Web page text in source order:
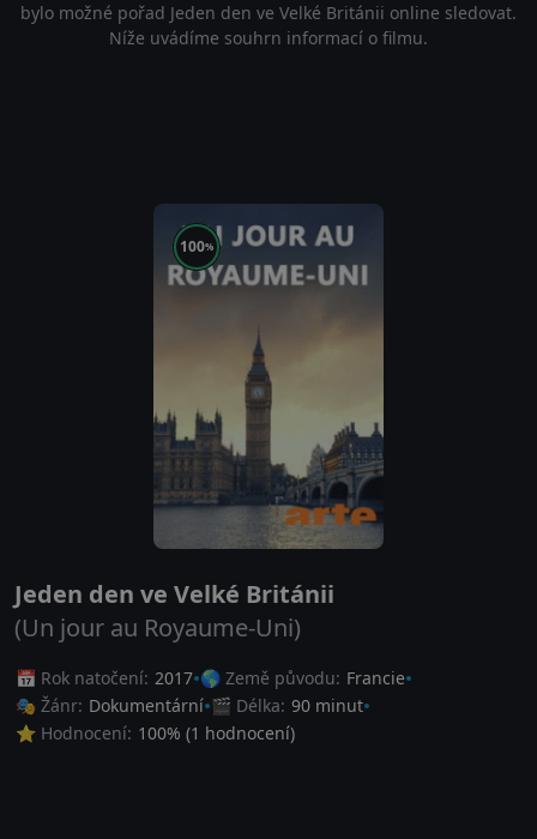
bylo možné pořad Jeden den ve Velké Británii online sledovat.
Níže uvádíme souhrn informací o filmu.
100%
Jeden den ve Velké Británii
(Un jour au Royaume-Uni)
📅 Rok natočení: 2017 🌎 Země původu: Francie
🎭 Žánr: Dokumentární 🎬 Délka: 90 minut
⭐ Hodnocení: 100% (1 hodnocení)